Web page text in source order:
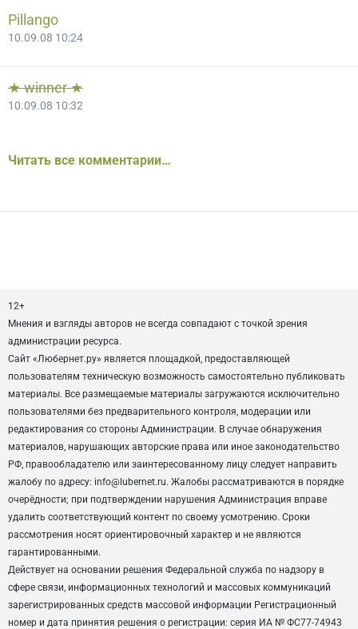
Pillango
10.09.08 10:24
★ winner ★
10.09.08 10:32
Читать все комментарии…
12+
Мнения и взгляды авторов не всегда совпадают с точкой зрения
администрации ресурса.
Сайт «Любернет.ру» является площадкой, предоставляющей
пользователям техническую возможность самостоятельно публиковать
материалы. Все размещаемые материалы загружаются исключительно
пользователями без предварительного контроля, модерации или
редактирования со стороны Администрации. В случае обнаружения
материалов, нарушающих авторские права или иное законодательство
РФ, правообладателю или заинтересованному лицу следует направить
жалобу по адресу: info@lubernet.ru. Жалобы рассматриваются в порядке
очерёдности; при подтверждении нарушения Администрация вправе
удалить соответствующий контент по своему усмотрению. Сроки
рассмотрения носят ориентировочный характер и не являются
гарантированными.
Действует на основании решения Федеральной служба по надзору в
сфере связи, информационных технологий и массовых коммуникаций
зарегистрированных средств массовой информации Регистрационный
номер и дата принятия решения о регистрации: серия ИА № ФС77-74943